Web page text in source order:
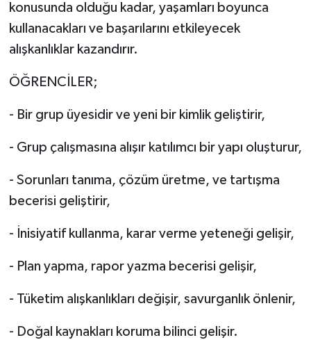
konusunda olduğu kadar, yaşamları boyunca
kullanacakları ve başarılarını etkileyecek
alışkanlıklar kazandırır.
ÖĞRENCİLER;
- Bir grup üyesidir ve yeni bir kimlik geliştirir,
- Grup çalışmasına alışır katılımcı bir yapı oluşturur,
- Sorunları tanıma, çözüm üretme, ve tartışma
becerisi geliştirir,
- İnisiyatif kullanma, karar verme yeteneği gelişir,
- Plan yapma, rapor yazma becerisi gelişir,
- Tüketim alışkanlıkları değişir, savurganlık önlenir,
- Doğal kaynakları koruma bilinci gelişir.